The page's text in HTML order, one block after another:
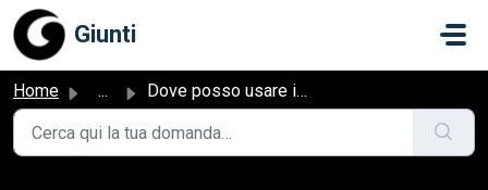
Salta al contenuto principale
Giunti
Home ... Dove posso usare i punti accumulati sulla mia GiuntiCard?